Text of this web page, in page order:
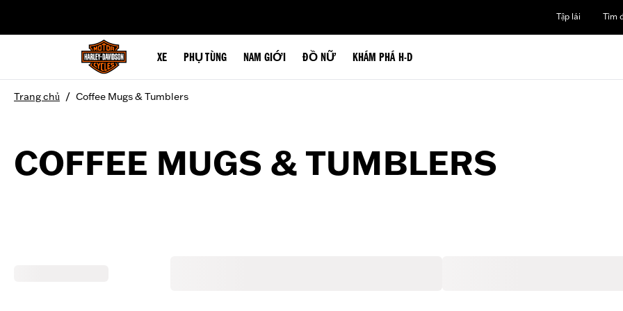
Tập lái Tìm
XE PHỤ TÙNG NAM GIỚI ĐỒ NỮ KHÁM PHÁ H-D
Trang chủ / Coffee Mugs & Tumblers
COFFEE MUGS & TUMBLERS